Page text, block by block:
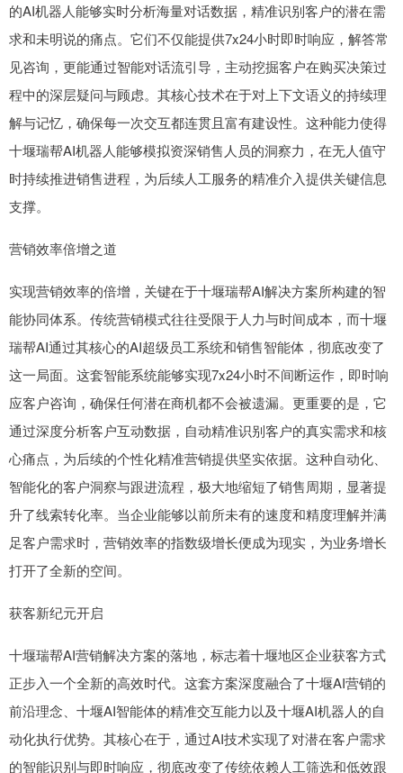
的AI机器人能够实时分析海量对话数据，精准识别客户的潜在需
求和未明说的痛点。它们不仅能提供7x24小时即时响应，解答常
见咨询，更能通过智能对话流引导，主动挖掘客户在购买决策过
程中的深层疑问与顾虑。其核心技术在于对上下文语义的持续理
解与记忆，确保每一次交互都连贯且富有建设性。这种能力使得
十堰瑞帮AI机器人能够模拟资深销售人员的洞察力，在无人值守
时持续推进销售进程，为后续人工服务的精准介入提供关键信息
支撑。
营销效率倍增之道
实现营销效率的倍增，关键在于十堰瑞帮AI解决方案所构建的智
能协同体系。传统营销模式往往受限于人力与时间成本，而十堰
瑞帮AI通过其核心的AI超级员工系统和销售智能体，彻底改变了
这一局面。这套智能系统能够实现7x24小时不间断运作，即时响
应客户咨询，确保任何潜在商机都不会被遗漏。更重要的是，它
通过深度分析客户互动数据，自动精准识别客户的真实需求和核
心痛点，为后续的个性化精准营销提供坚实依据。这种自动化、
智能化的客户洞察与跟进流程，极大地缩短了销售周期，显著提
升了线索转化率。当企业能够以前所未有的速度和精度理解并满
足客户需求时，营销效率的指数级增长便成为现实，为业务增长
打开了全新的空间。
获客新纪元开启
十堰瑞帮AI营销解决方案的落地，标志着十堰地区企业获客方式
正步入一个全新的高效时代。这套方案深度融合了十堰AI营销的
前沿理念、十堰AI智能体的精准交互能力以及十堰AI机器人的自
动化执行优势。其核心在于，通过AI技术实现了对潜在客户需求
的智能识别与即时响应，彻底改变了传统依赖人工筛选和低效跟